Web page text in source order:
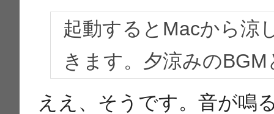
起動するとMacから涼
きます。夕涼みの
ええ、そうです。音が鳴